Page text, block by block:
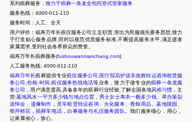
系列殡葬服务， 致力于殡葬一条龙全包托管式管家服务
服务热线：4000-011-110
服务时间：人工、全天
用户评价：福寿万年长殡仪服务公司立足职责,突出为民服领先要务思想,致力
于打造贴心服务品牌,同时以规范优质服务标准,不断提高服务水平,满足逝者
家属需求,受到社会各界群众的赞誉。
福寿万年长殡葬服务(fushouwannianchang.com)
人工服务热线: 4000-011-110
福寿万年长殡葬提供专业殡仪服务公司 医疗院后护送非急救转运咨询租赁服
务公司 价格 时间 殡仪服务热线电话等业务，致力于做专业的殡葬一条龙服
务公司
，用户满意度高,具备多年的殡葬行业经验,了解全国各地风俗习惯 ，主
营:墓地风水一平方多少钱与地点位置 ， 男士女士寿衣一般多少钱、 举办策划
追悼会 ， 遗像制作 ， 灵车租赁转运咨询、 火化服务、香烛用品 、墓地陵园
祭拜鲜花 ， 殡葬车电话 ，白事服务与礼仪服务团队
。我们服务细心，用心，
让家属省心，放心。